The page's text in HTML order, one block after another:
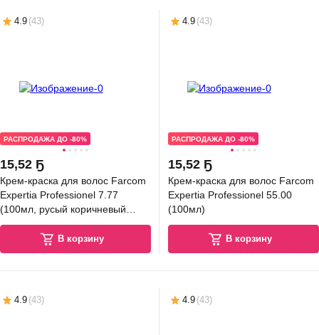
4.9 (43)
РАСПРОДАЖА ДО -80%
15,52 Ҕ
Крем-краска для волос Farcom
Expertia Professionel 7.77
(100мл, русый коричневый
интенсивный)
В корзину
4.9 (43)
РАСПРОДАЖА ДО -80%
15,52 Ҕ
Крем-краска для волос Farcom
Expertia Professionel 55.00
(100мл)
В корзину
4.9 (43) 4.9 (43)